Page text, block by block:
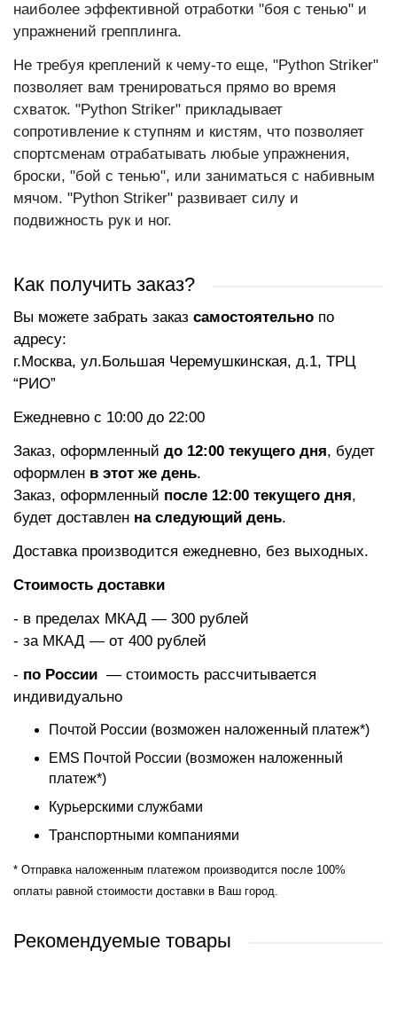
наиболее эффективной отработки "боя с тенью" и
упражнений грепплинга.
Не требуя креплений к чему-то еще, "Python Striker"
позволяет вам тренироваться прямо во время
схваток. "Python Striker" прикладывает
сопротивление к ступням и кистям, что позволяет
спортсменам отрабатывать любые упражнения,
броски, "бой с тенью", или заниматься с набивным
мячом. "Python Striker" развивает силу и
подвижность рук и ног.
Как получить заказ?
Вы можете забрать заказ самостоятельно по
адресу:
г.Москва, ул.Большая Черемушкинская, д.1, ТРЦ
“РИО”
Ежедневно с 10:00 до 22:00
Заказ, оформленный до 12:00 текущего дня, будет
оформлен в этот же день.
Заказ, оформленный после 12:00 текущего дня,
будет доставлен на следующий день.
Доставка производится ежедневно, без выходных.
Стоимость доставки
- в пределах МКАД — 300 рублей
- за МКАД — от 400 рублей
- по России — стоимость рассчитывается
индивидуально
Почтой России (возможен наложенный платеж*)
EMS Почтой России (возможен наложенный
платеж*)
Курьерскими службами
Транспортными компаниями
* Отправка наложенным платежом производится после 100%
оплаты равной стоимости доставки в Ваш город.
Рекомендуемые товары